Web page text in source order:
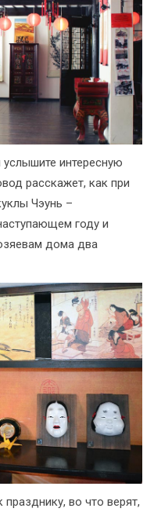
интересную
расскажет, как при
Чэунь –
году и
дома два
празднику, во что верят,